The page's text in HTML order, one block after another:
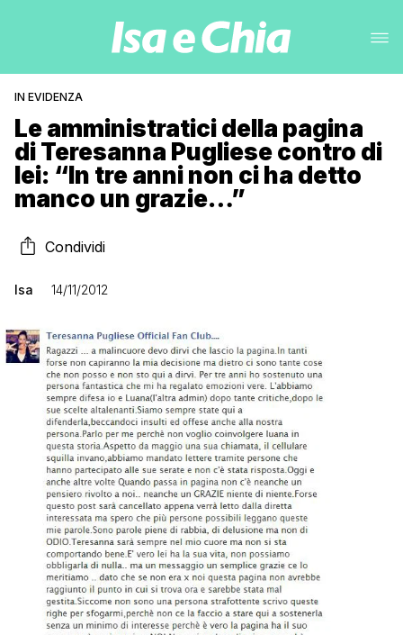
IN EVIDENZA
Le amministratici della pagina
di Teresanna Pugliese contro di
lei: “In tre anni non ci ha detto
manco un grazie…”
Condividi
Isa 14/11/2012